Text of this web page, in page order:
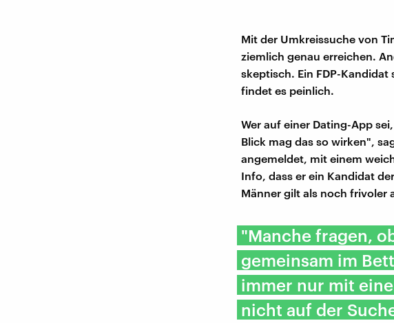
Mit der Umkreissuche von
ziemlich genau erreichen.
skeptisch. Ein FDP-
findet es peinlich.
Wer auf einer Dating-App
Blick mag das so wirken",
angemeldet, mit einem
Info, dass er ein Kandidat
Männer gilt als noch frivoler
"Manche fragen,
gemeinsam im
immer nur mit
nicht auf der